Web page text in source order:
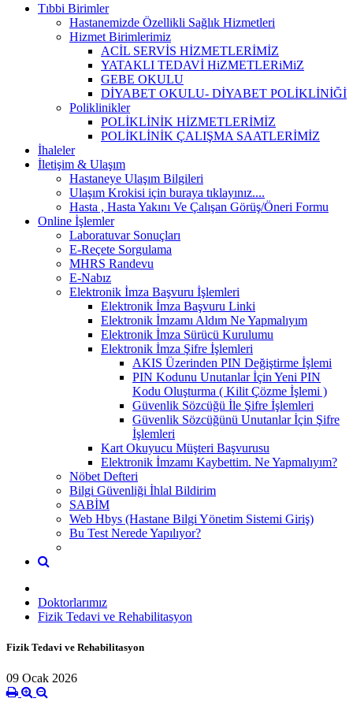
Tıbbi Birimler
Hastanemizde Özellikli Sağlık Hizmetleri
Hizmet Birimlerimiz
ACİL SERVİS HİZMETLERİMİZ
YATAKLI TEDAVİ HiZMETLERiMiZ
GEBE OKULU
DİYABET OKULU- DİYABET POLİKLİNİĞİ
Poliklinikler
POLİKLİNİK HİZMETLERİMİZ
POLİKLİNİK ÇALIŞMA SAATLERİMİZ
İhaleler
İletişim & Ulaşım
Hastaneye Ulaşım Bilgileri
Ulaşım Krokisi için buraya tıklayınız....
Hasta , Hasta Yakını Ve Çalışan Görüş/Öneri Formu
Online İşlemler
Laboratuvar Sonuçları
E-Reçete Sorgulama
MHRS Randevu
E-Nabız
Elektronik İmza Başvuru İşlemleri
Elektronik İmza Başvuru Linki
Elektronik İmzamı Aldım Ne Yapmalıyım
Elektronik İmza Sürücü Kurulumu
Elektronik İmza Şifre İşlemleri
AKIS Üzerinden PIN Değiştirme İşlemi
PIN Kodunu Unutanlar İçin Yeni PIN
Kodu Oluşturma ( Kilit Çözme İşlemi )
Güvenlik Sözcüğü İle Şifre İşlemleri
Güvenlik Sözcüğünü Unutanlar İçin Şifre
İşlemleri
Kart Okuyucu Müşteri Başvurusu
Elektronik İmzamı Kaybettim. Ne Yapmalıyım?
Nöbet Defteri
Bilgi Güvenliği İhlal Bildirim
SABİM
Web Hbys (Hastane Bilgi Yönetim Sistemi Giriş)
Bu Test Nerede Yapılıyor?
Doktorlarımız
Fizik Tedavi ve Rehabilitasyon
Fizik Tedavi ve Rehabilitasyon
09 Ocak 2026